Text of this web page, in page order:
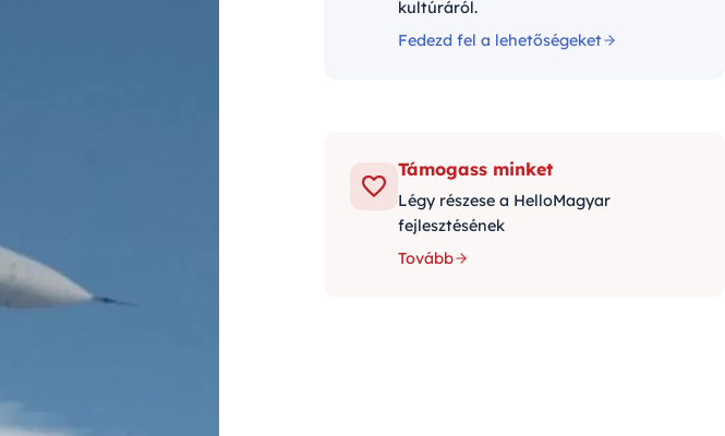
kultúráról.
Fedezd fel a lehetőségeket
Támogass minket
Légy részese a HelloMagyar
fejlesztésének
Tovább